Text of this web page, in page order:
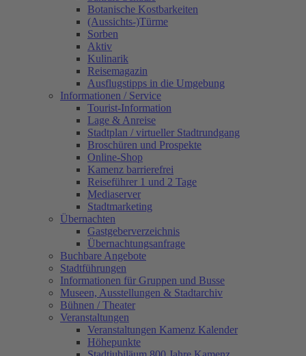
Botanische Kostbarkeiten
(Aussichts-)Türme
Sorben
Aktiv
Kulinarik
Reisemagazin
Ausflugstipps in die Umgebung
Informationen / Service
Tourist-Information
Lage & Anreise
Stadtplan / virtueller Stadtrundgang
Broschüren und Prospekte
Online-Shop
Kamenz barrierefrei
Reiseführer 1 und 2 Tage
Mediaserver
Stadtmarketing
Übernachten
Gastgeberverzeichnis
Übernachtungsanfrage
Buchbare Angebote
Stadtführungen
Informationen für Gruppen und Busse
Museen, Ausstellungen & Stadtarchiv
Bühnen / Theater
Veranstaltungen
Veranstaltungen Kamenz Kalender
Höhepunkte